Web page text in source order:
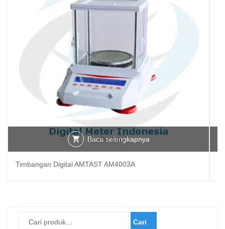
Baca selengkapnya
Timbangan Digital AMTAST AM4003A
Cari